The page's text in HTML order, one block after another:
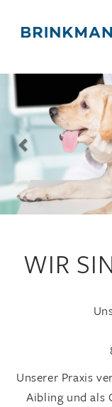
WIR
Unserer Praxis
Aibling und als